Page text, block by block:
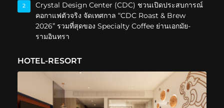
2
Crystal Design Center (CDC) ชวนเปิดประสบการณ์
คอกาแฟตัวจริง จัดเทศกาล “CDC Roast & Brew
2026” รวมที่สุดของ Specialty Coffee ย่านเอกมัย-
รามอินทรา
HOTEL-RESORT